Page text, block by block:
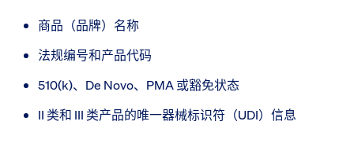
商品（品牌）名称
法规编号和产品代码
510(k)、De Novo、PMA 或豁免状态
II 类和 III 类产品的唯一器械标识符（UDI）信息